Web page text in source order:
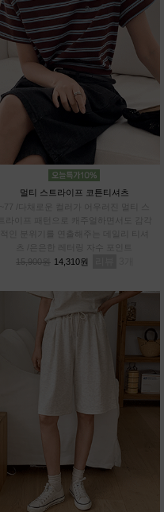
멀티 스트라이프 코튼티셔츠
~77 /다채로운 컬러가 어우러진 멀티 스
트라이프 패턴으로 캐주얼하면서도 감각
적인 분위기를 연출해주는 데일리 티셔
15,900원 14,310원